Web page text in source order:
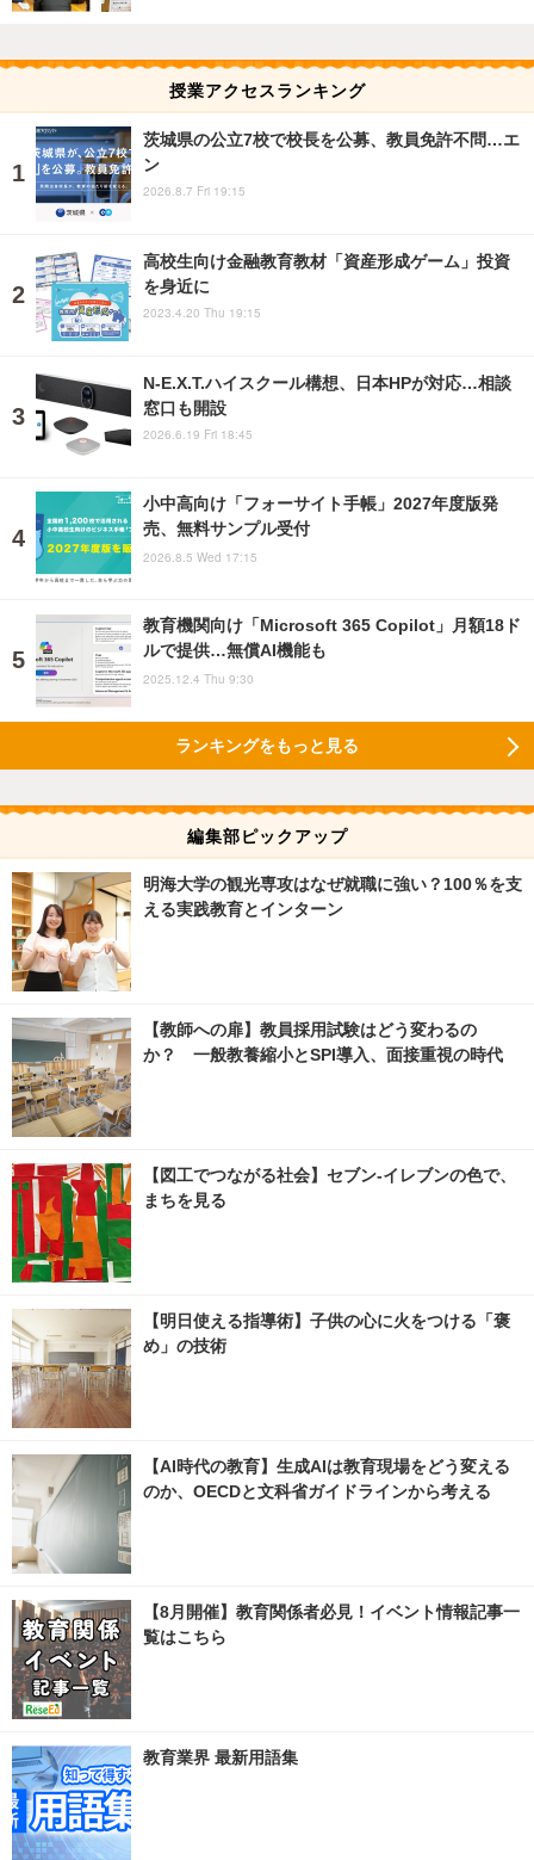
授業アクセスランキング
茨城県の公立7校で校長を公募、教員免許不問…エ
ン
2026.8.7 Fri 19:15
高校生向け金融教育教材「資産形成ゲーム」投資
を身近に
2023.4.20 Thu 19:15
N-E.X.T.ハイスクール構想、日本HPが対応…相談
窓口も開設
2026.6.19 Fri 18:45
小中高向け「フォーサイト手帳」2027年度版発
売、無料サンプル受付
2026.8.5 Wed 17:15
教育機関向け「Microsoft 365 Copilot」月額18ド
ルで提供…無償AI機能も
2025.12.4 Thu 9:30
ランキングをもっと見る
編集部ピックアップ
明海大学の観光専攻はなぜ就職に強い？100％を支
える実践教育とインターン
【教師への扉】教員採用試験はどう変わるの
か？ 一般教養縮小とSPI導入、面接重視の時代
【図工でつながる社会】セブン‐イレブンの色で、
まちを見る
【明日使える指導術】子供の心に火をつける「褒
め」の技術
【AI時代の教育】生成AIは教育現場をどう変える
のか、OECDと文科省ガイドラインから考える
【8月開催】教育関係者必見！イベント情報記事一
覧はこちら
教育業界 最新用語集